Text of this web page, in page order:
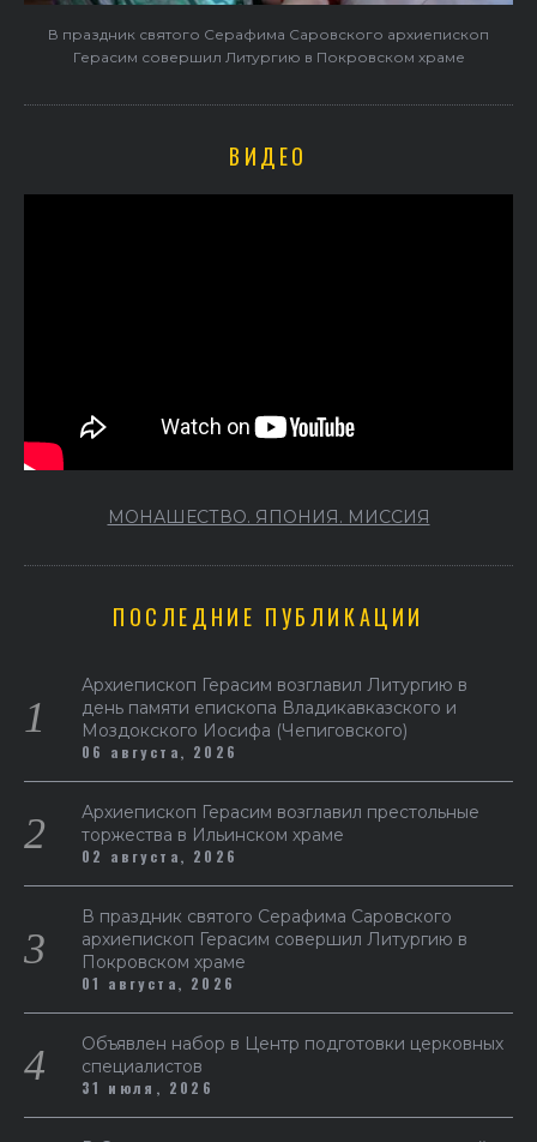
В праздник святого Серафима Саровского архиепископ
Герасим совершил Литургию в Покровском храме
ВИДЕО
МОНАШЕСТВО. ЯПОНИЯ. МИССИЯ
ПОСЛЕДНИЕ ПУБЛИКАЦИИ
Архиепископ Герасим возглавил Литургию в
день памяти епископа Владикавказского и
Моздокского Иосифа (Чепиговского)
06 августа, 2026
Архиепископ Герасим возглавил престольные
торжества в Ильинском храме
02 августа, 2026
В праздник святого Серафима Саровского
архиепископ Герасим совершил Литургию в
Покровском храме
01 августа, 2026
Объявлен набор в Центр подготовки церковных
специалистов
31 июля, 2026